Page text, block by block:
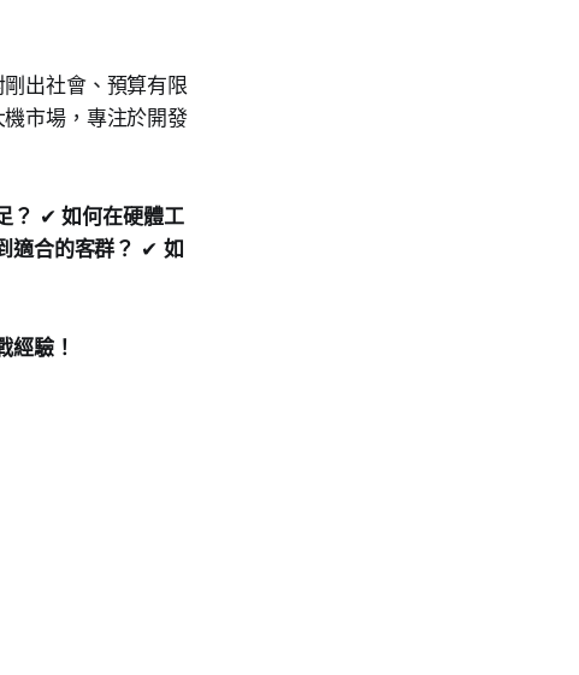
出社會、預算有限
市場，專注於開發
？ ✔如何在硬體工
適合的客群？ ✔ 如
經驗！